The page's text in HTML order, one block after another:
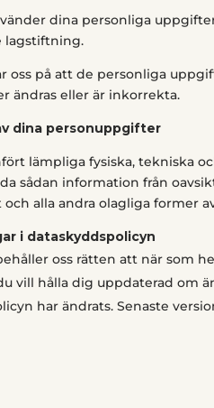
dina personliga
lagstiftning.
oss på att de personliga
ändras eller är inkorrekta.
dina personuppgifter
lämpliga fysiska, tekniska
sådan information från
och alla andra olagliga former
i dataskyddspolicyn
oss rätten att när som
vill hålla dig uppdaterad om
har ändrats. Senaste